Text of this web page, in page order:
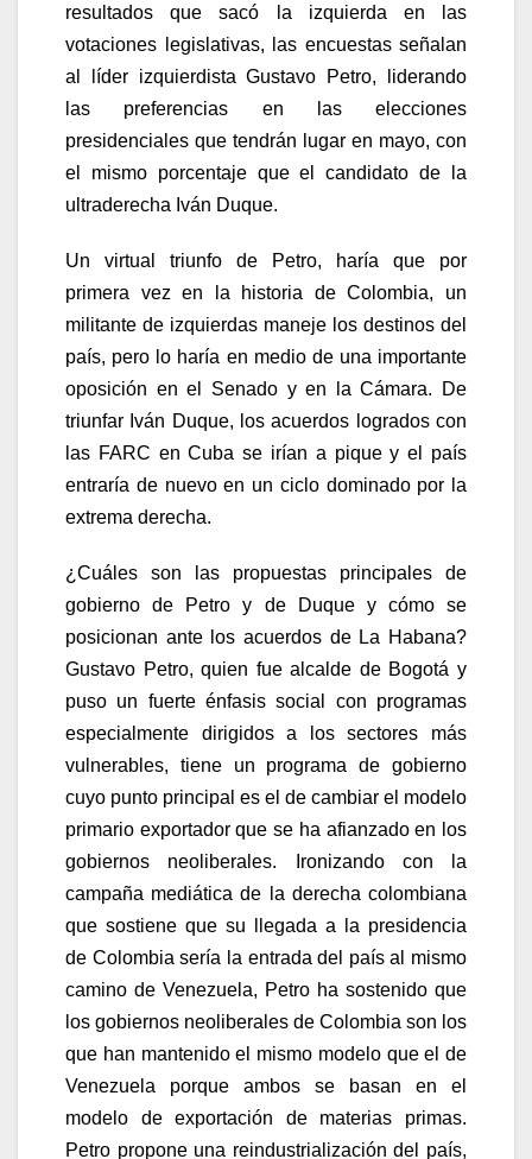
resultados que sacó la izquierda en las
votaciones legislativas, las encuestas señalan
al líder izquierdista Gustavo Petro, liderando
las preferencias en las elecciones
presidenciales que tendrán lugar en mayo, con
el mismo porcentaje que el candidato de la
ultraderecha Iván Duque.
Un virtual triunfo de Petro, haría que por
primera vez en la historia de Colombia, un
militante de izquierdas maneje los destinos del
país, pero lo haría en medio de una importante
oposición en el Senado y en la Cámara. De
triunfar Iván Duque, los acuerdos logrados con
las FARC en Cuba se irían a pique y el país
entraría de nuevo en un ciclo dominado por la
extrema derecha.
¿Cuáles son las propuestas principales de
gobierno de Petro y de Duque y cómo se
posicionan ante los acuerdos de La Habana?
Gustavo Petro, quien fue alcalde de Bogotá y
puso un fuerte énfasis social con programas
especialmente dirigidos a los sectores más
vulnerables, tiene un programa de gobierno
cuyo punto principal es el de cambiar el modelo
primario exportador que se ha afianzado en los
gobiernos neoliberales. Ironizando con la
campaña mediática de la derecha colombiana
que sostiene que su llegada a la presidencia
de Colombia sería la entrada del país al mismo
camino de Venezuela, Petro ha sostenido que
los gobiernos neoliberales de Colombia son los
que han mantenido el mismo modelo que el de
Venezuela porque ambos se basan en el
modelo de exportación de materias primas.
Petro propone una reindustrialización del país,